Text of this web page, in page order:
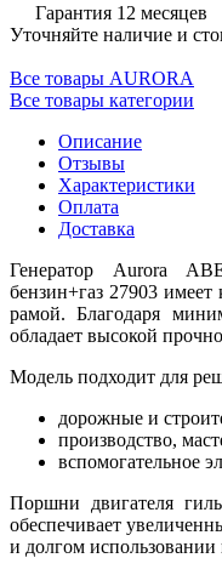
Гарантия 12 месяцев
Уточняйте наличие и
Все товары AURORA
Все товары категории
Описание
Отзывы
Характеристики
Оплата
Доставка
Генератор Aurora
бензин+газ 27903 имеет
рамой. Благодаря
обладает высокой
Модель подходит для
дорожные и
производство,
вспомогательное
Поршни двигателя
обеспечивает
и долгом использовании